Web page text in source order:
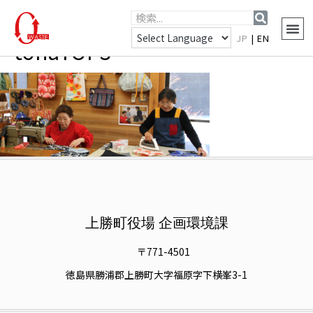
JP |EN
tohaTOP3
上勝町役場 企画環境課
〒771-4501
徳島県勝浦郡上勝町大字福原字下横峯3-1